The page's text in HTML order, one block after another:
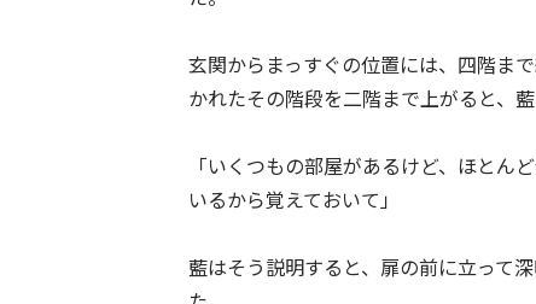
玄関からまっすぐの位置には、四階ま
かれたその階段を二階まで上がると、
「いくつもの部屋があるけど、ほとん
いるから覚えておいて」
藍はそう説明すると、扉の前に立って